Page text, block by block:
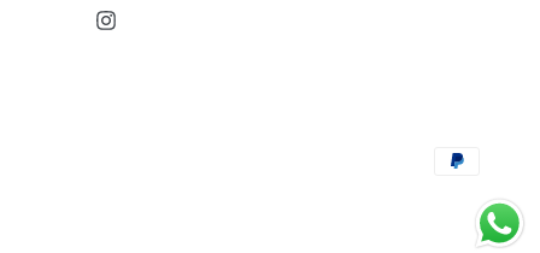
aquí
Instagram